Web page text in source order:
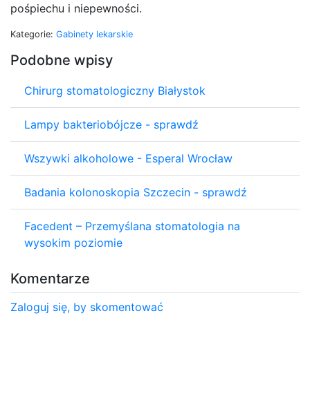
pośpiechu i niepewności.
Kategorie: Gabinety lekarskie
Podobne wpisy
Chirurg stomatologiczny Białystok
Lampy bakteriobójcze - sprawdź
Wszywki alkoholowe - Esperal Wrocław
Badania kolonoskopia Szczecin - sprawdź
Facedent – Przemyślana stomatologia na
wysokim poziomie
Komentarze
Zaloguj się, by skomentować